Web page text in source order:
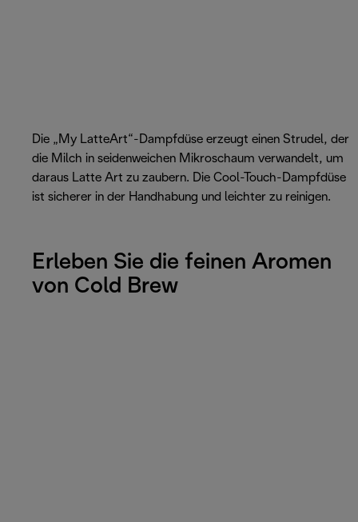
Die „My LatteArt“-Dampfdüse erzeugt einen Strudel, der
die Milch in seidenweichen Mikroschaum verwandelt, um
daraus Latte Art zu zaubern. Die Cool-Touch-Dampfdüse
ist sicherer in der Handhabung und leichter zu reinigen.
Erleben Sie die feinen Aromen
von Cold Brew